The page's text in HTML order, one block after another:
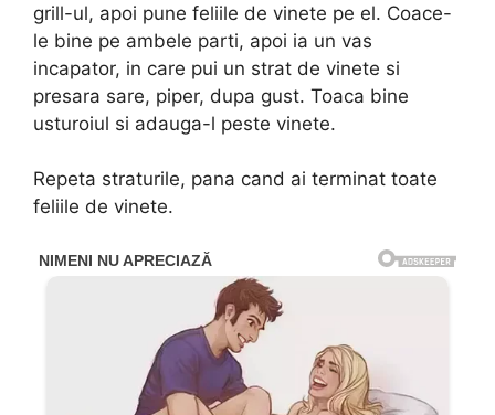
grill-ul, apoi pune feliile de vinete pe el. Coace-
le bine pe ambele parti, apoi ia un vas
incapator, in care pui un strat de vinete si
presara sare, piper, dupa gust. Toaca bine
usturoiul si adauga-l peste vinete.
Repeta straturile, pana cand ai terminat toate
feliile de vinete.